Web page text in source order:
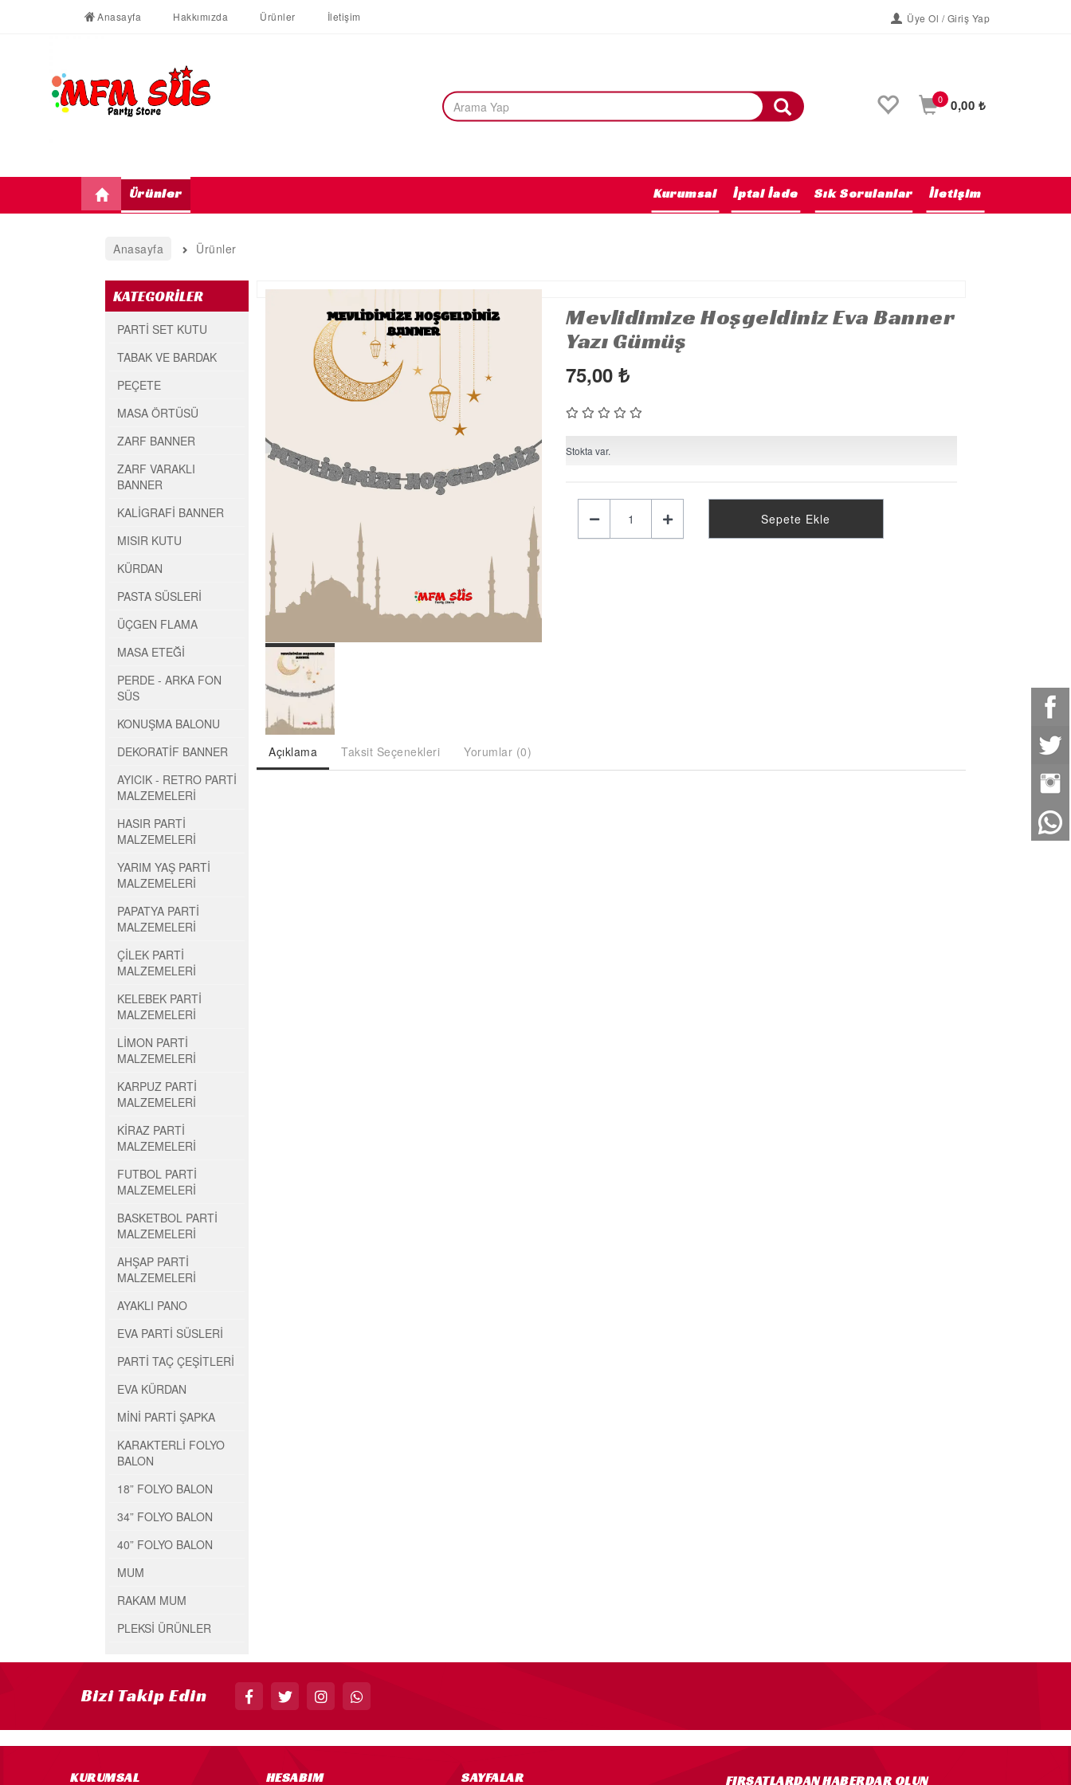
Anasayfa Hakkımızda Ürünler İletişim Üye Ol / Giriş Yap
0 0,00 ₺
Ürünler İletişim
Sık Sorulanlar
İptal İade
Kurumsal
Anasayfa Ürünler
KATEGORİLER
PARTİ SET KUTU
TABAK VE BARDAK
PEÇETE
MASA ÖRTÜSÜ
ZARF BANNER
ZARF VARAKLI
BANNER
KALİGRAFİ BANNER
MISIR KUTU
KÜRDAN
PASTA SÜSLERİ
ÜÇGEN FLAMA
MASA ETEĞİ
PERDE - ARKA FON
SÜS
KONUŞMA BALONU
DEKORATİF BANNER
AYICIK - RETRO PARTİ
MALZEMELERİ
HASIR PARTİ
MALZEMELERİ
YARIM YAŞ PARTİ
MALZEMELERİ
PAPATYA PARTİ
MALZEMELERİ
ÇİLEK PARTİ
MALZEMELERİ
KELEBEK PARTİ
MALZEMELERİ
LİMON PARTİ
MALZEMELERİ
KARPUZ PARTİ
MALZEMELERİ
KİRAZ PARTİ
MALZEMELERİ
FUTBOL PARTİ
MALZEMELERİ
BASKETBOL PARTİ
MALZEMELERİ
AHŞAP PARTİ
MALZEMELERİ
AYAKLI PANO
EVA PARTİ SÜSLERİ
PARTİ TAÇ ÇEŞİTLERİ
EVA KÜRDAN
MİNİ PARTİ ŞAPKA
KARAKTERLİ FOLYO
BALON
18” FOLYO BALON
34” FOLYO BALON
40” FOLYO BALON
MUM
RAKAM MUM
PLEKSİ ÜRÜNLER
Mevlidimize Hoşgeldiniz Eva Banner
Yazı Gümüş
75,00 ₺
Stokta var.
Sepete Ekle
Açıklama Taksit Seçenekleri Yorumlar (0)
Bizi Takip Edin
KURUMSAL HESABIM SAYFALAR FIRSATLARDAN HABERDAR OLUN